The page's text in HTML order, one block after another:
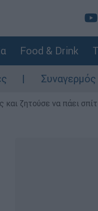
Food & Drink
στον
ζητούσε να πάει